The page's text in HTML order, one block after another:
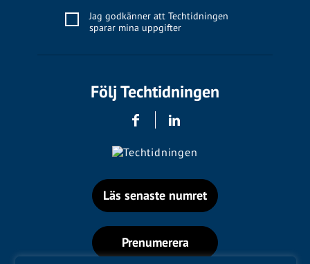
Jag godkänner att Techtidningen
sparar mina uppgifter
Följ Techtidningen
Läs senaste numret
Prenumerera